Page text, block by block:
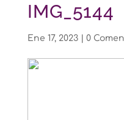
IMG_5144
Ene 17, 2023| 0